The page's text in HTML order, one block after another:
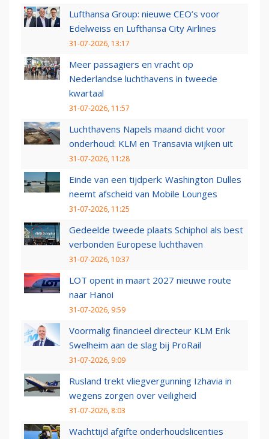
Lufthansa Group: nieuwe CEO’s voor
Edelweiss en Lufthansa City Airlines
31-07-2026, 13:17
Meer passagiers en vracht op
Nederlandse luchthavens in tweede
kwartaal
31-07-2026, 11:57
Luchthavens Napels maand dicht voor
onderhoud: KLM en Transavia wijken uit
31-07-2026, 11:28
Einde van een tijdperk: Washington Dulles
neemt afscheid van Mobile Lounges
31-07-2026, 11:25
Gedeelde tweede plaats Schiphol als best
verbonden Europese luchthaven
31-07-2026, 10:37
LOT opent in maart 2027 nieuwe route
naar Hanoi
31-07-2026, 9:59
Voormalig financieel directeur KLM Erik
Swelheim aan de slag bij ProRail
31-07-2026, 9:09
Rusland trekt vliegvergunning Izhavia in
wegens zorgen over veiligheid
31-07-2026, 8:03
Wachttijd afgifte onderhoudslicenties